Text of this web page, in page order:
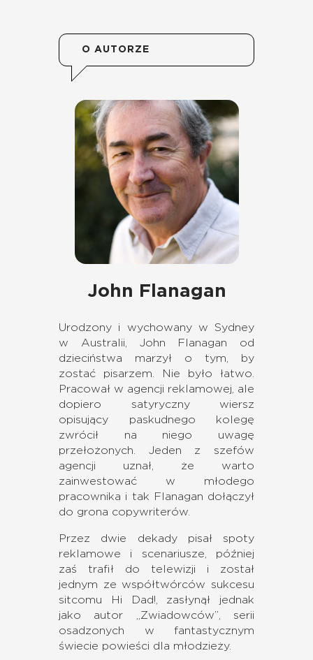
O AUTORZE
John Flanagan
Urodzony i wychowany w Sydney
w Australii, John Flanagan od
dzieciństwa marzył o tym, by
zostać pisarzem. Nie było łatwo.
Pracował w agencji reklamowej, ale
dopiero satyryczny wiersz
opisujący paskudnego kolegę
zwrócił na niego uwagę
przełożonych. Jeden z szefów
agencji uznał, że warto
zainwestować w młodego
pracownika i tak Flanagan dołączył
do grona copywriterów.
Przez dwie dekady pisał spoty
reklamowe i scenariusze, później
zaś trafił do telewizji i został
jednym ze współtwórców sukcesu
sitcomu Hi Dad!, zasłynął jednak
jako autor „Zwiadowców”, serii
osadzonych w fantastycznym
świecie powieści dla młodzieży.